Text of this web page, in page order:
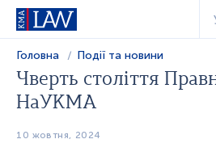
Головна Події та новини
Чверть століття
НаУКМА
10 жовтня, 2024